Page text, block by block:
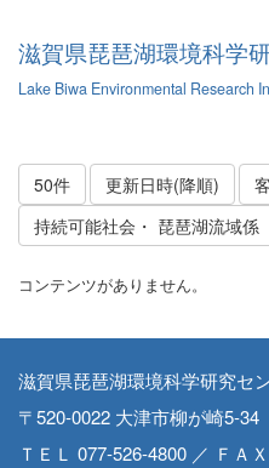
滋賀県琵琶湖環境科学
Lake Biwa Environmental Research
50件 更新日時(降順)
持続可能社会・ 琵琶湖流域係
コンテンツがありません。
滋賀県琵琶湖環境科学研究セ
〒520-0022 大津市柳が崎5-34
ＴＥＬ 077-526-4800 ／ ＦＡ